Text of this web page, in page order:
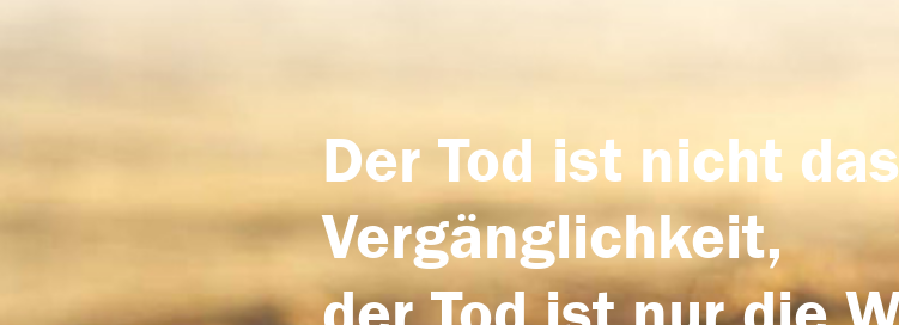
Der Tod ist nicht
Vergänglichkeit,